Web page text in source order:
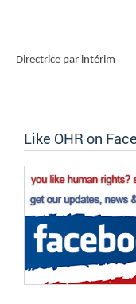
Directrice par intérim
Like OHR on